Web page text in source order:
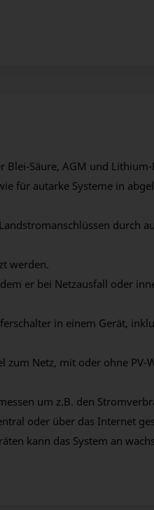
Blei-Säure, AGM und
für autarke Systeme in
durch
werden.
er bei Netzausfall oder
in einem Gerät,
Netz, mit oder ohne PV-
um z.B. den
oder über das Internet
kann das System an